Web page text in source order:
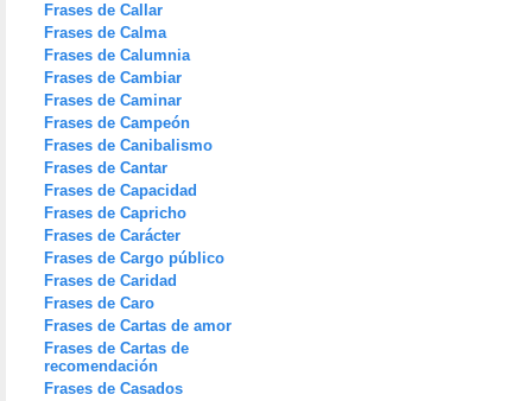
Frases de Callar
Frases de Calma
Frases de Calumnia
Frases de Cambiar
Frases de Caminar
Frases de Campeón
Frases de Canibalismo
Frases de Cantar
Frases de Capacidad
Frases de Capricho
Frases de Carácter
Frases de Cargo público
Frases de Caridad
Frases de Caro
Frases de Cartas de amor
Frases de Cartas de
recomendación
Frases de Casados